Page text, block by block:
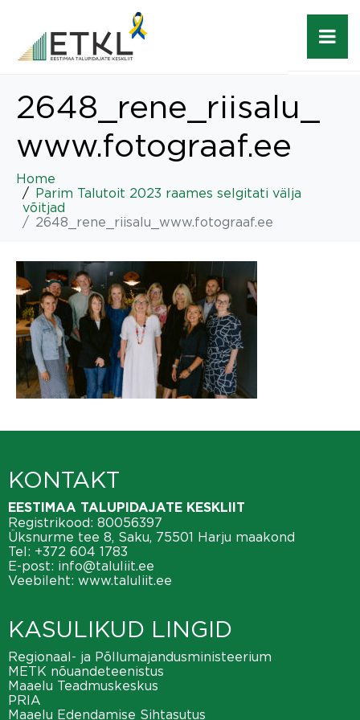
2648_rene_riisalu_
www.fotograaf.ee
Home
Parim Talutoit 2023 raames selgitati välja
võitjad
2648_rene_riisalu_www.fotograaf.ee
KONTAKT
EESTIMAA TALUPIDAJATE KESKLIIT
Registrikood: 80056397
Üksnurme tee 8, Saku, 75501 Harju maakond
Tel: +372 604 1783
E-post: info@taluliit.ee
Veebileht: www.taluliit.ee
KASULIKUD LINGID
Regionaal- ja Põllumajandusministeerium
METK nõuandeteenistus
Maaelu Teadmuskeskus
PRIA
Maaelu Edendamise Sihtasutus